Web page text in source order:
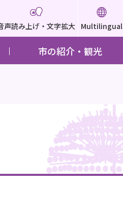
声読み上げ・文字拡大 Multilingual
市の紹介・観光